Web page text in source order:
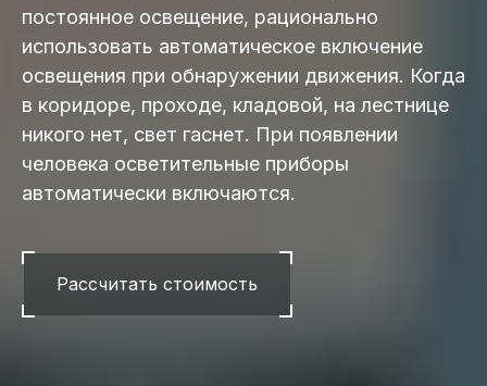
постоянное освещение, рационально
использовать автоматическое включение
освещения при обнаружении движения. Когда
в коридоре, проходе, кладовой, на лестнице
никого нет, свет гаснет. При появлении
человека осветительные приборы
автоматически включаются.
Рассчитать стоимость